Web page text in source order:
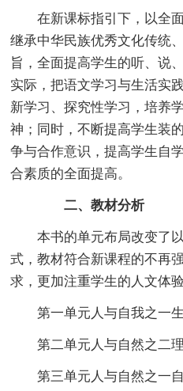
在新课标指引下，以全
继承中华民族优秀文化传统
旨，全面提高学生的听、说
实际，把语文学习与生活实
新学习、探究性学习，培养
神；同时，不断提高学生装
争与合作意识，提高学生自
合素质的全面提高。
二、教材分析
本书的单元布局改变了
式，教材符合新课程的不再
求，更加注重学生的人文体
第一单元人与自我之一
第二单元人与自然之二
第三单元人与自然之一